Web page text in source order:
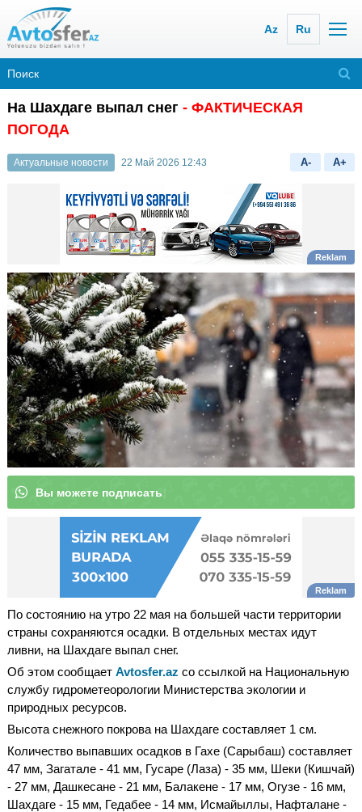
Az Ru
На Шахдаге выпал снег - ФАКТИЧЕСКАЯ
ПОГОДА
Актуальные новости 22 Май 2026 12:43 A- A+
|
По состоянию на утро 22 мая на большей части территории
страны сохраняются осадки. В отдельных местах идут
ливни, на Шахдаге выпал снег.
Об этом сообщает Avtosfer.az со ссылкой на Национальную
службу гидрометеорологии Министерства экологии и
природных ресурсов.
Высота снежного покрова на Шахдаге составляет 1 см.
Количество выпавших осадков в Гахе (Сарыбаш) составляет
47 мм, Загатале - 41 мм, Гусаре (Лаза) - 35 мм, Шеки (Кишчай)
- 27 мм, Дашкесане - 21 мм, Балакене - 17 мм, Огузе - 16 мм,
Шахдаге - 15 мм, Гедабее - 14 мм, Исмайыллы, Нафталане -